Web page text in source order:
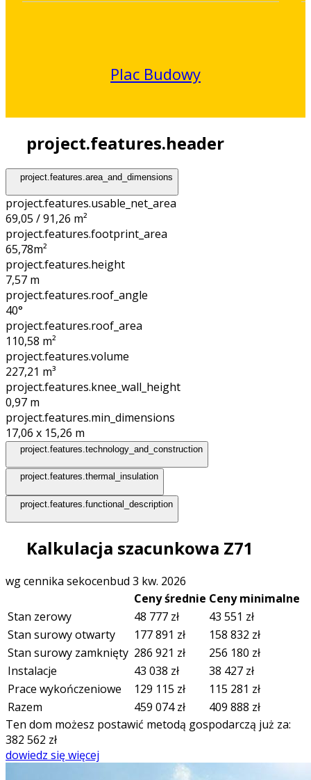
Plac Budowy
project.features.header
project.features.area_and_dimensions
project.features.usable_net_area
69,05 / 91,26 m²
project.features.footprint_area
65,78m²
project.features.height
7,57 m
project.features.roof_angle
40°
project.features.roof_area
110,58 m²
project.features.volume
227,21 m³
project.features.knee_wall_height
0,97 m
project.features.min_dimensions
17,06 x 15,26 m
project.features.technology_and_construction
project.features.thermal_insulation
project.features.functional_description
Kalkulacja szacunkowa Z71
wg cennika sekocenbud 3 kw. 2026
Ceny średnie Ceny minimalne
Stan zerowy
48 777 zł 43 551 zł
Stan surowy otwarty
177 891 zł 158 832 zł
Stan surowy zamknięty 286 921 zł 256 180 zł
Instalacje
43 038 zł 38 427 zł
Prace wykończeniowe
129 115 zł 115 281 zł
Razem
459 074zł 409 888 zł
Ten dom możesz postawić metodą gospodarczą już za:
382 562 zł
dowiedz się więcej